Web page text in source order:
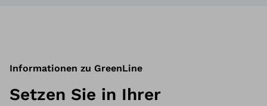
Informationen zu GreenLine
Setzen Sie in Ihrer